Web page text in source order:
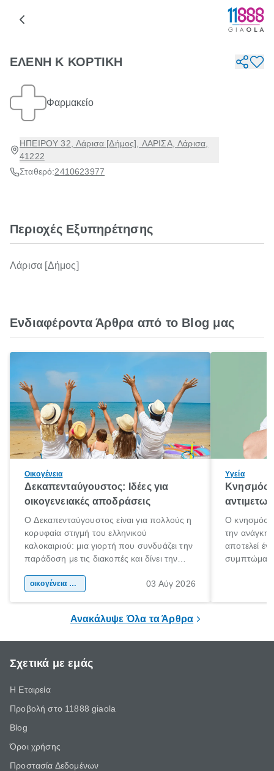
ΕΛΕΝΗ Κ ΚΟΡΤΙΚΗ
Φαρμακείο
ΗΠΕΙΡΟΥ 32, Λάρισα [Δήμος], ΛΑΡΙΣΑ, Λάρισα,
41222
Σταθερό:2410623977
Περιοχές Εξυπηρέτησης
Λάρισα [Δήμος]
Ενδιαφέροντα Άρθρα από το Blog μας
Οικογένεια
Δεκαπενταύγουστος: Ιδέες για
οικογενειακές αποδράσεις
Ο Δεκαπενταύγουστος είναι για πολλούς η
κορυφαία στιγμή του ελληνικού
καλοκαιριού: μια γιορτή που συνδυάζει την
παράδοση με τις διακοπές και δίνει την
χώρας. Είτε πρόκειται για λίγες μέρες
οικογένεια & παιδί 03 Αύγ 2026
Υγεία
Κνησμός:
Ο κνησμός
την ανάγκη
αποτελεί
Ανακάλυψε Όλα τα Άρθρα
Σχετικά με εμάς
Η Εταιρεία
Προβολή στο 11888 giaola
Blog
Όροι χρήσης
Προστασία Δεδομένων